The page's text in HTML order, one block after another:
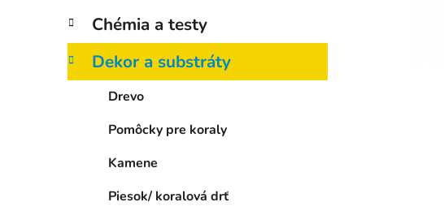
n
e
l
Chémia a testy
Dekor a substráty
Drevo
Pomôcky pre koraly
Kamene
Piesok/ koralová drť